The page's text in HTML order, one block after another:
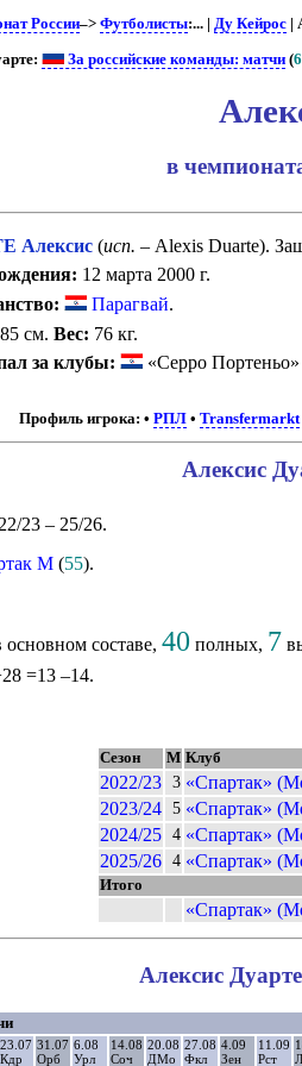
России–> Футболисты:... | Ду Кейрос|
За российские команды: матчи(
в
Алексис (исп. – Alexis Duarte).
12 марта 2000 г.
Парагвай.
см.Вес: 76 кг.
за клубы:
«Серро
Профиль игрока: •РПЛ •Transfermarkt
Алексис
23 – 25/26.
М (55).
основном составе,40 полных, 7
=13 –14.
Сезон М Клуб
2022/23 3 «Спартак»
2023/24
5 «Спартак»
2024/25
4 «Спартак»
2025/26
4 «Спартак»
Итого
«Спартак»
Алексис
23.07
Кдр
31.07
Орб
6.08
Урл
14.08
Соч
20.08
ДМо
27.08
Фкл
4.09
Зен
11.09
Рст